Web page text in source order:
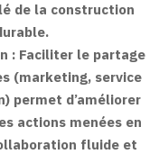
de la construction
: Faciliter le partage
(marketing, service
permet d’améliorer
actions menées en
fluide et